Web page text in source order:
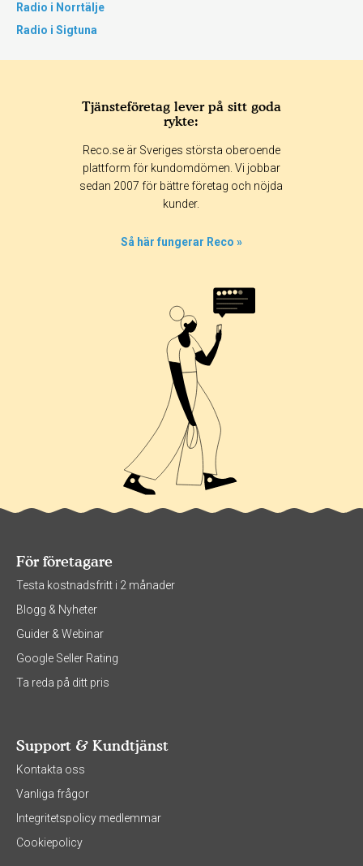
Radio i Norrtälje
Radio i Sigtuna
Tjänsteföretag lever på sitt goda
rykte:
Reco.se är Sveriges största oberoende
plattform för kundomdömen. Vi jobbar
sedan 2007 för bättre företag och nöjda
kunder.
Så här fungerar Reco »
För företagare
Testa kostnadsfritt i 2 månader
Blogg & Nyheter
Guider & Webinar
Google Seller Rating
Ta reda på ditt pris
Support & Kundtjänst
Kontakta oss
Vanliga frågor
Integritetspolicy medlemmar
Cookiepolicy